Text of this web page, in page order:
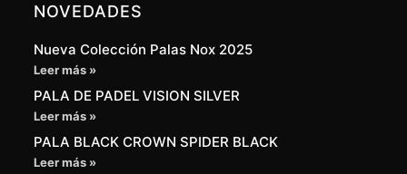
NOVEDADES
Nueva Colección Palas Nox 2025
Leer más »
PALA DE PADEL VISION SILVER
Leer más »
PALA BLACK CROWN SPIDER BLACK
Leer más »